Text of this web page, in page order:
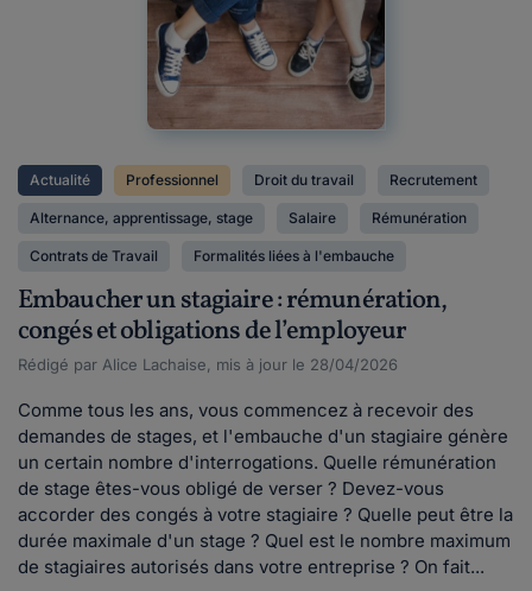
Actualité Professionnel Droit du travail Recrutement
Alternance, apprentissage, stage Salaire Rémunération
Contrats de Travail Formalités liées à l'embauche
Embaucher un stagiaire : rémunération,
congés et obligations de l’employeur
Rédigé par Alice Lachaise, mis à jour le 28/04/2026
Comme tous les ans, vous commencez à recevoir des
demandes de stages, et l'embauche d'un stagiaire génère
un certain nombre d'interrogations. Quelle rémunération
de stage êtes-vous obligé de verser ? Devez-vous
accorder des congés à votre stagiaire ? Quelle peut être la
durée maximale d'un stage ? Quel est le nombre maximum
de stagiaires autorisés dans votre entreprise ? On fait...